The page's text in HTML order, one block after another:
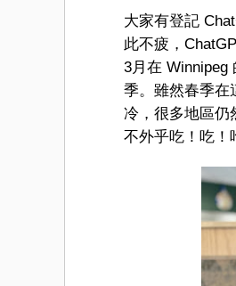
大家有登記
此不疲，
3月在 Winnipeg
季。雖然春季在
冷，很多地區仍
不外乎吃！吃！